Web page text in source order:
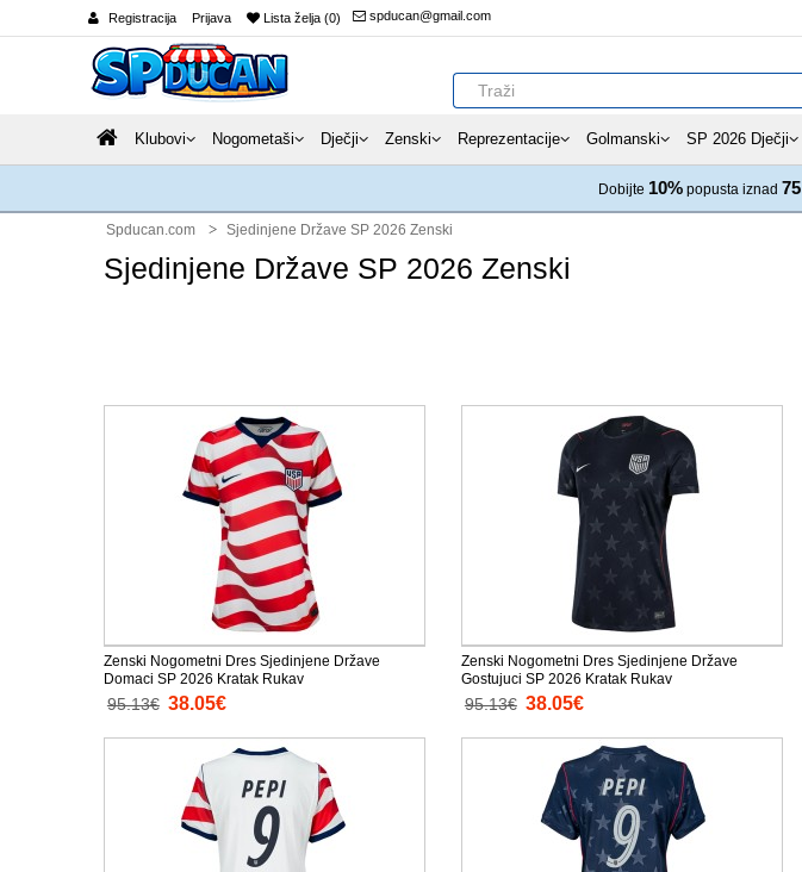
Registracija Prijava Lista želja (0) spducan@gmail.com
Klubovi Nogometaši Dječji Zenski Reprezentacije Golmanski SP 2026 Dječji
Dobijte 10% popusta iznad 75
Spducan.com Sjedinjene Države SP 2026 Zenski
Sjedinjene Države SP 2026 Zenski
Zenski Nogometni Dres Sjedinjene Države
Domaci SP 2026 Kratak Rukav
95.13€ 38.05€
Zenski Nogometni Dres Sjedinjene Države
Gostujuci SP 2026 Kratak Rukav
95.13€ 38.05€